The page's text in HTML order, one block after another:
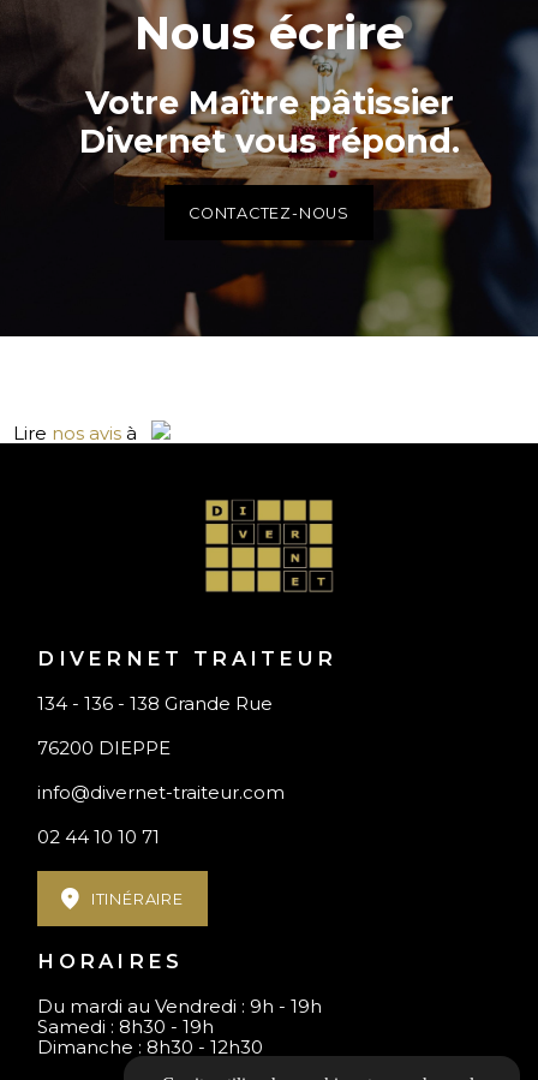
Nous écrire
Votre Maître pâtissier
Divernet vous répond.
CONTACTEZ-NOUS
Lire nos avis à
DIVERNET TRAITEUR
134 - 136 - 138 Grande Rue
76200 DIEPPE
info@divernet-traiteur.com
02 44 10 10 71
ITINÉRAIRE
HORAIRES
Du mardi au Vendredi : 9h - 19h
Samedi : 8h30 - 19h
Dimanche : 8h30 - 12h30